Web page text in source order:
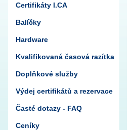
Certifikáty I.CA
Balíčky
Hardware
Kvalifikovaná časová razítka
Doplňkové služby
Výdej certifikátů a rezervace
Časté dotazy - FAQ
Ceníky